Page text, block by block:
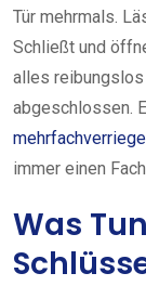
Tür mehrmals.
Schließt und
alles
abgeschlossen.
immer einen
Was